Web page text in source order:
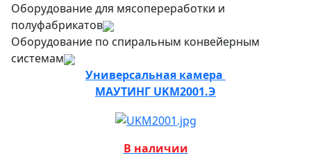
Оборудование для мясопереработки и
полуфабрикатов
Оборудование по спиральным конвейерным
системам
Универсальная камера
МАУТИНГ UKM2001.Э
В наличии